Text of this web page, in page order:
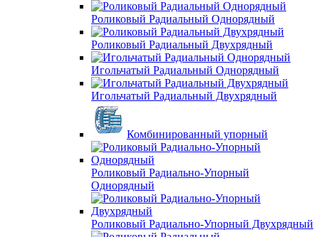
Роликовый Радиальный Однорядный
Роликовый Радиальный Двухрядный
Игольчатый Радиальный Однорядный
Игольчатый Радиальный Двухрядный
Комбинированный упорный
Роликовый Радиально-Упорный
Однорядный
Роликовый Радиально-Упорный Двухрядный